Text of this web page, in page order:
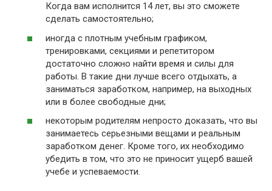
Когда вам исполнится 14 лет, вы это сможете
сделать самостоятельно;
иногда с плотным учебным графиком,
тренировками, секциями и репетитором
достаточно сложно найти время и силы для
работы. В такие дни лучше всего отдыхать, а
заниматься заработком, например, на выходных
или в более свободные дни;
некоторым родителям непросто доказать, что вы
занимаетесь серьезными вещами и реальным
заработком денег. Кроме того, их необходимо
убедить в том, что это не приносит ущерб вашей
учебе и успеваемости.